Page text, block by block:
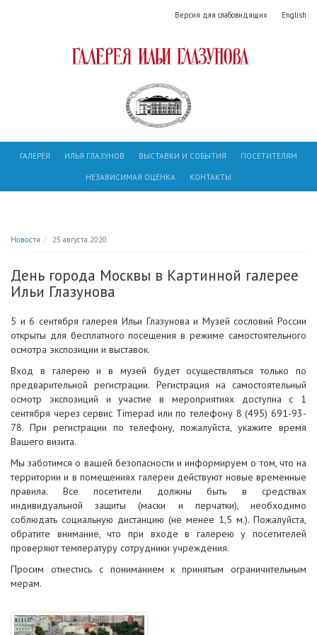
Версия для слабовидящих English
ГАЛЕРЕЯ ИЛЬЯ ГЛАЗУНОВ ВЫСТАВКИ И СОБЫТИЯ ПОСЕТИТЕЛЯМ
НЕЗАВИСИМАЯ ОЦЕНКА КОНТАКТЫ
Новости 25 августа 2020
День города Москвы в Картинной галерее
Ильи Глазунова
5 и 6 сентября галерея Ильи Глазунова и Музей сословий России
открыты для бесплатного посещения в режиме самостоятельного
осмотра экспозиции и выставок.
Вход в галерею и в музей будет осуществляться только по
предварительной регистрации. Регистрация на самостоятельный
осмотр экспозиций и участие в мероприятиях доступна с 1
сентября через сервис Timepad или по телефону 8 (495) 691-93-
78. При регистрации по телефону, пожалуйста, укажите время
Вашего визита.
Мы заботимся о вашей безопасности и информируем о том, что на
территории и в помещениях галереи действуют новые временные
правила. Все посетители должны быть в средствах
индивидуальной защиты (маски и перчатки), необходимо
соблюдать социальную дистанцию (не менее 1,5 м.). Пожалуйста,
обратите внимание, что при входе в галерею у посетителей
проверяют температуру сотрудники учреждения.
Просим отнестись с пониманием к принятым ограничительным
мерам.